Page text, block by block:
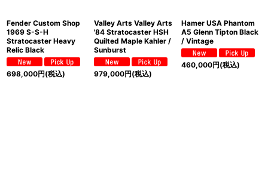
Fender Custom Shop
1969 S-S-H
Stratocaster Heavy
Relic Black
698,000円(税込)
Valley Arts Valley Arts
'84 Stratocaster HSH
Quilted Maple Kahler /
Sunburst
979,000円(税込)
Hamer USA Phantom
A5 Glenn Tipton Black
/ Vintage
460,000円(税込)